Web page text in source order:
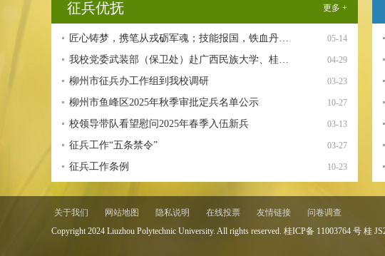
征兵优抚 更多 +
05-14
匠心铸梦，携笔从戎砺军魂；技能报国，铁血丹…
04-29
我校党委武装部（保卫处）赴广西民族大学、桂…
03-23
柳州市征兵办工作组到我校调研
10-27
柳州市鱼峰区2025年秋季审批定兵名单公示
03-13
校领导带队看望慰问2025年春季入伍新兵
03-27
征兵工作“五条禁令”
10-23
征兵工作条例
关于我们 网站地图 隐私说明 在线投票 友情链接
问卷调查
Copyright 2024 Liuzhou Polytechnic University. All rights reserved. 桂ICP备 11003764 号 桂